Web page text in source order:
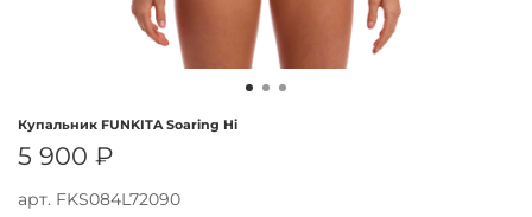
арт. FKS084L72090
Купальник FUNKITA Soaring Hi
5 900 ₽